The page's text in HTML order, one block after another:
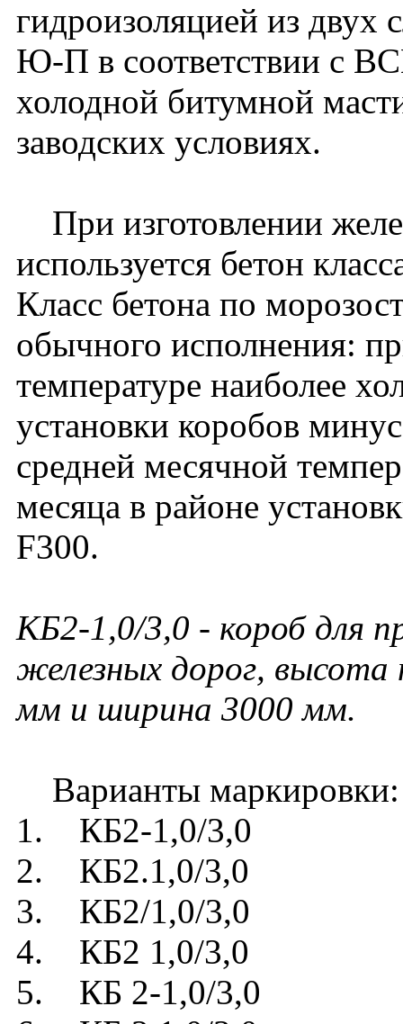
гидроизоляцией из двух
Ю-П в соответствии с
холодной битумной
заводских условиях.
При изготовлении
используется бетон
Класс бетона по
обычного исполнения:
температуре наиболее
установки коробов
средней месячной
месяца в районе
F300.
КБ2-1,0/3,0 - короб для
железных дорог,
мм и ширина 3000 мм.
Варианты маркировки:
1. КБ2-1,0/3,0
2. КБ2.1,0/3,0
3. КБ2/1,0/3,0
4. КБ2 1,0/3,0
5. КБ 2-1,0/3,0